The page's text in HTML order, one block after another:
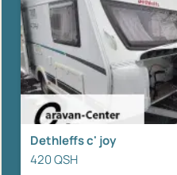
Dethleffs c' joy
420 QSH